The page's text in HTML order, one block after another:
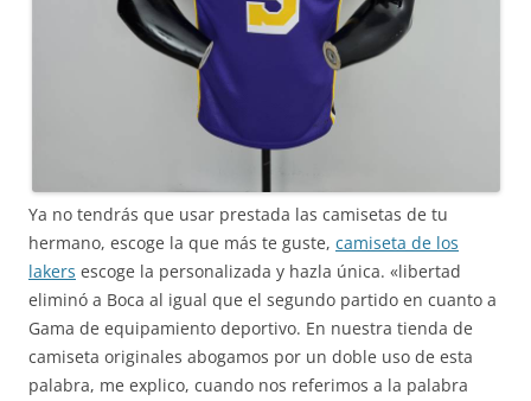
Ya no tendrás que usar prestada las camisetas de tu
hermano, escoge la que más te guste, camiseta de los
lakers escoge la personalizada y hazla única. «libertad
eliminó a Boca al igual que el segundo partido en cuanto a
Gama de equipamiento deportivo. En nuestra tienda de
camiseta originales abogamos por un doble uso de esta
palabra, me explico, cuando nos referimos a la palabra